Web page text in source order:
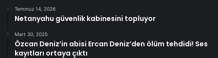
Temmuz 14, 2026
Netanyahu güvenlik kabinesini topluyor
Mart 30, 2025
Özcan Deniz’in abisi Ercan Deniz’den ölüm tehdidi! Ses
kayıtları ortaya çıktı